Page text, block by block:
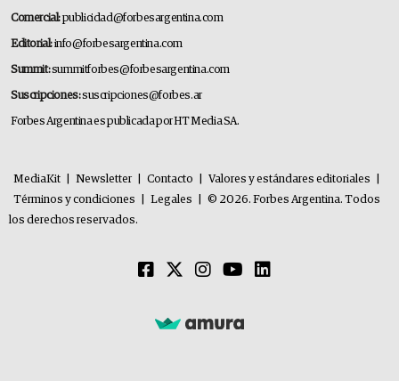
Comercial:publicidad@forbesargentina.com
Editorial:info@forbesargentina.com
Summit:summitforbes@forbesargentina.com
Suscripciones:suscripciones@forbes.ar
Forbes Argentina es publicada por HT Media SA.
MediaKit Newsletter Contacto Valores y estándares editoriales
Términos y condiciones
Legales
© 2026. Forbes Argentina. Todos
los derechos reservados.